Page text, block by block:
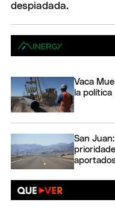
Vaca
la
San